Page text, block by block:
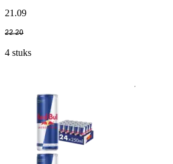
21 .09
22.20
4 stuks